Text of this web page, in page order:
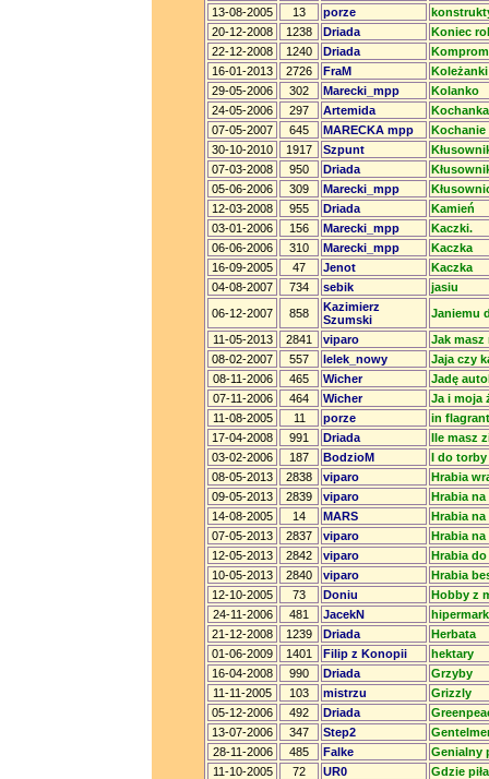
13-08-2005
13 porze
20-12-2008
1238 Driada
Koniec
22-12-2008
1240 Driada
16-01-2013
2726 FraM
Koleżanki
29-05-2006
302 Marecki_mpp
Kolanko
24-05-2006
297 Artemida
Kochanka
07-05-2007
645 MARECKA mpp
Kochanie
30-10-2010
1917 Szpunt
07-03-2008
950 Driada
05-06-2006
309 Marecki_mpp
12-03-2008
955 Driada
Kamień
03-01-2006
156 Marecki_mpp
Kaczki.
06-06-2006
310 Marecki_mpp
Kaczka
16-09-2005
47 Jenot
Kaczka
04-08-2007
734 sebik
jasiu
06-12-2007
858
Kazimierz
Szumski
Janiemu
11-05-2013
2841 viparo
Jak masz
08-02-2007
557 lelek_nowy
Jaja czy
08-11-2006
465 Wicher
Jadę
07-11-2006
464 Wicher
Ja i moja
11-08-2005
11 porze
in
17-04-2008
991 Driada
Ile masz
03-02-2006
187 BodzioM
I do torby
08-05-2013
2838 viparo
Hrabia
09-05-2013
2839 viparo
Hrabia na
14-08-2005
14 MARS
Hrabia
07-05-2013
2837 viparo
Hrabia na
12-05-2013
2842 viparo
Hrabia do
10-05-2013
2840 viparo
Hrabia
12-10-2005
73 Doniu
Hobby z
24-11-2006
481 JacekN
21-12-2008
1239 Driada
Herbata
01-06-2009
1401 Filip z Konopii
hektary
16-04-2008
990 Driada
Grzyby
11-11-2005
103 mistrzu
Grizzly
05-12-2006
492 Driada
13-07-2006
347 Step2
28-11-2006
485 Falke
Genialny
11-10-2005
72 UR0
Gdzie